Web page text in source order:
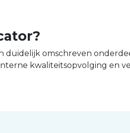
duidelijk omschreven
kwaliteitsopvolging en